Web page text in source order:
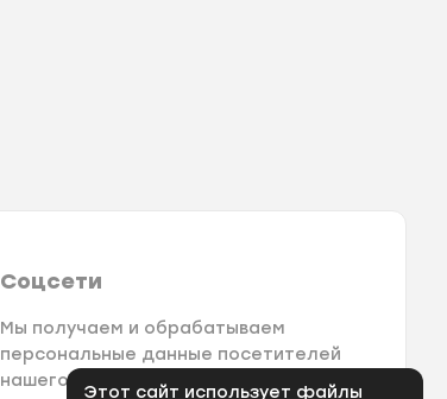
Этот сайт использует файлы
Соцсети
Мы получаем и обрабатываем
персональные данные посетителей
нашего сайта в соответствии с